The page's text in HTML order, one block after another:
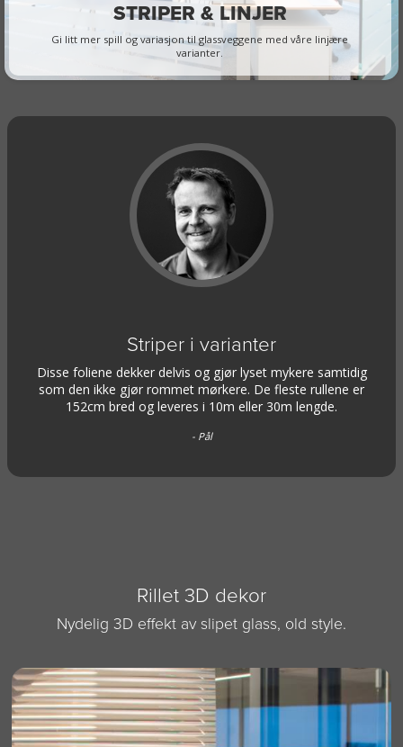
STRIPER & LINJER
Gi litt mer spill og variasjon til glassveggene med våre linjære
varianter.
Striper i varianter
Disse foliene dekker delvis og gjør lyset mykere samtidig
som den ikke gjør rommet mørkere. De fleste rullene er
152cm bred og leveres i 10m eller 30m lengde.
- Pål
Rillet 3D dekor
Nydelig 3D effekt av slipet glass, old style.